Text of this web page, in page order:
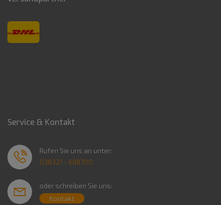
Service & Kontakt
Rufen Sie uns an unter:
038321 - 688700
oder schreiben Sie uns:
Kontakt